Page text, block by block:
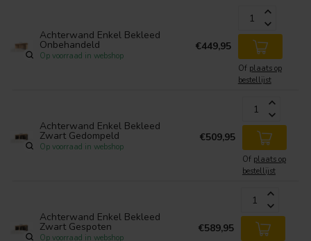
Achterwand Enkel Bekleed
Onbehandeld
Op voorraad in webshop
€449,95
Of plaats op
bestellijst
Achterwand Enkel Bekleed
Zwart Gedompeld
Op voorraad in webshop
€509,95
Of plaats op
bestellijst
Achterwand Enkel Bekleed
Zwart Gespoten
Op voorraad in webshop
€589,95